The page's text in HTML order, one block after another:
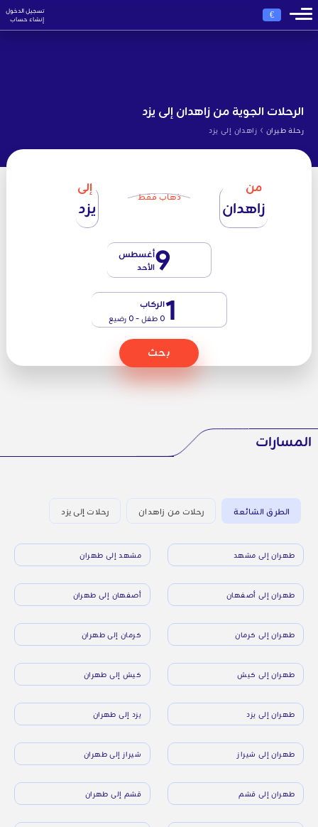
€
تسجيل الدخول
إنشاء حساب
الرحلات الجوية من زاهدان إلى يزد
رحلة طيران › زاهدان إلى يزد
من
زاهدان ذهاب فقط
إلى
يزد
9أغسطس
الأحد
1الركاب
0 طفل - 0 رضيع
بحث
المسارات
الطرق الشائعة رحلات من زاهدان رحلات إلى يزد
طهران إلى مشهد مشهد إلى طهران
طهران إلى أصفهان أصفهان إلى طهران
طهران إلى كرمان كرمان إلى طهران
طهران إلى كيش كيش إلى طهران
طهران إلى يزد يزد إلى طهران
طهران إلى شيراز شيراز إلى طهران
طهران إلى قشم قشم إلى طهران